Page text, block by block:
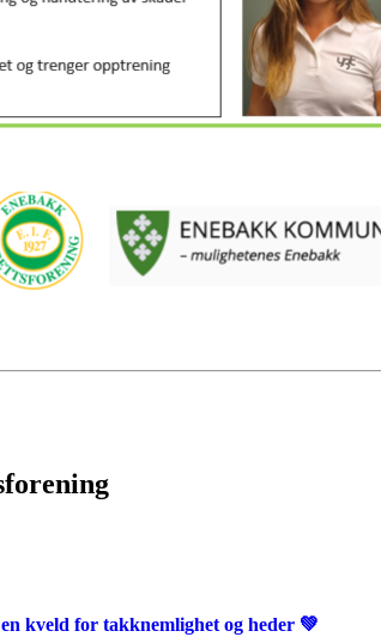
kveld for takknemlighet og heder 💚